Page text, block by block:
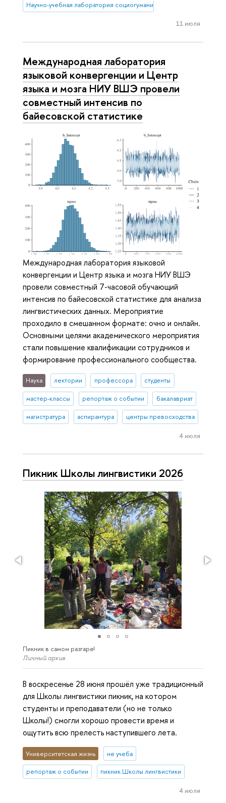
Научно-учебная лаборатория социогуманитарных исследований
11 июля
Международная лаборатория
языковой конвергенции и Центр
языка и мозга НИУ ВШЭ провели
совместный интенсив по
байесовской статистике
Международная лаборатория языковой
конвергенции и Центр языка и мозга НИУ ВШЭ
провели совместный 7-часовой обучающий
интенсив по байесовской статистике для анализа
лингвистических данных. Мероприятие
проходило в смешанном формате: очно и онлайн.
Основными целями академического мероприятия
стали повышение квалификации сотрудников и
формирование профессионального сообщества.
Наука лектории профессора студенты
мастер-классы репортаж о событии бакалавриат
магистратура аспирантура центры превосходства
4 июля
Пикник Школы лингвистики 2026
Пикник в самом разгаре!
Личный архив
В воскресенье 28 июня прошёл уже традиционный
для Школы лингвистики пикник, на котором
студенты и преподаватели (но не только
Школы!) смогли хорошо провести время и
ощутить всю прелесть наступившего лета.
Университетская жизнь не учеба
репортаж о событии пикник Школы лингвистики
4 июля